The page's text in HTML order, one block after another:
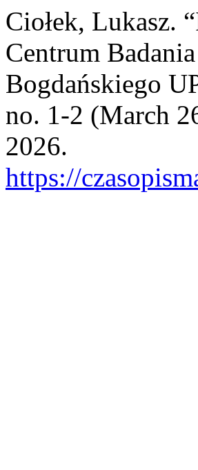
Ciołek, Lukasz.
Centrum
Bogdańskiego
no. 1-2 (March
2026.
https://